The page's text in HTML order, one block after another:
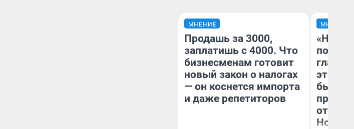
МНЕНИЕ
Продашь за 3000,
заплатишь с 4000. Что
бизнесменам готовит
новый закон о налогах
— он коснется импорта
и даже репетиторов
МНЕНИЕ
этого
бьет
отзыв
Нолана